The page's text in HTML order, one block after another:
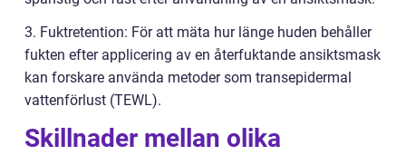
3. Fuktretention: För att mäta hur länge huden behåller
fukten efter applicering av en återfuktande ansiktsmask
kan forskare använda metoder som transepidermal
vattenförlust (TEWL).
Skillnader mellan olika